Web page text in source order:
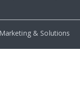
& Solutions